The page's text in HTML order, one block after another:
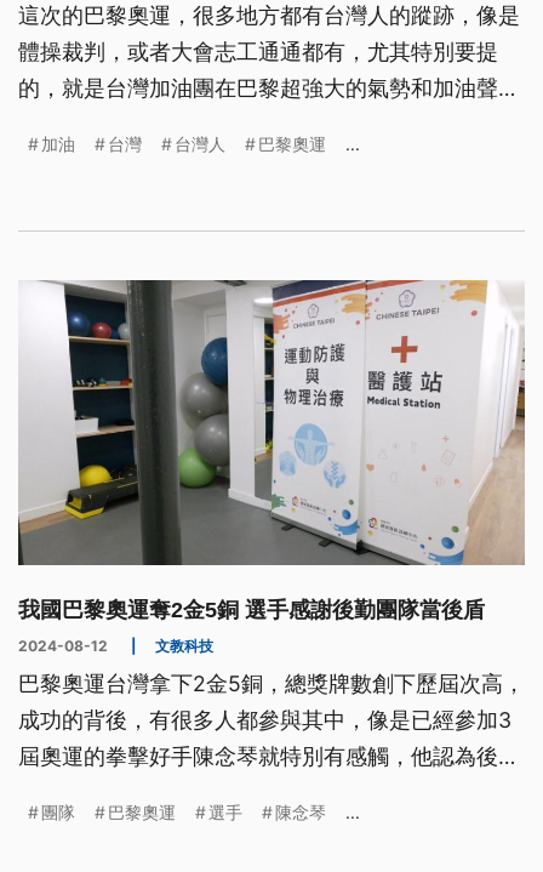
這次的巴黎奧運，很多地方都有台灣人的蹤跡，像是
體操裁判，或者大會志工通通都有，尤其特別要提
的，就是台灣加油團在巴黎超強大的氣勢和加油聲，
加油 台灣 台灣人 巴黎奧運 ...
我國巴黎奧運奪2金5銅 選手感謝後勤團隊當後盾
2024-08-12 文教科技
巴黎奧運台灣拿下2金5銅，總獎牌數創下歷屆次高，
成功的背後，有很多人都參與其中，像是已經參加3
屆奧運的拳擊好手陳念琴就特別有感觸，他認為後勤
出好成績。
團隊 巴黎奧運 選手 陳念琴 ...